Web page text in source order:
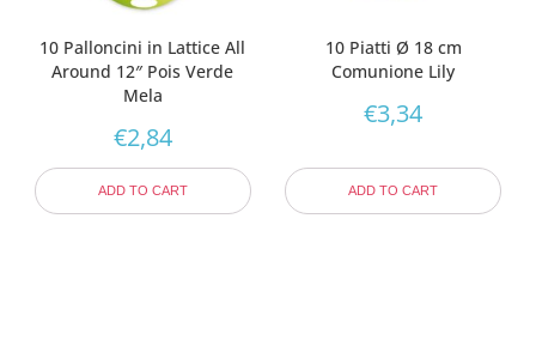
10 Palloncini in Lattice All
Around 12″ Pois Verde
Mela
€2,84
ADD TO CART
10 Piatti Ø 18 cm
Comunione Lily
€3,34
ADD TO CART